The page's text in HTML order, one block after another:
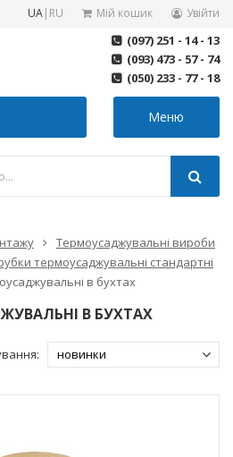
UA| RU Мій кошик Увійти
(097) 251 - 14 - 13
(093) 473 - 57 - 74
(050) 233 - 77 - 18
Меню
Термоусаджувальні вироби
термоусаджувальні стандартні
в бухтах
В БУХТАХ